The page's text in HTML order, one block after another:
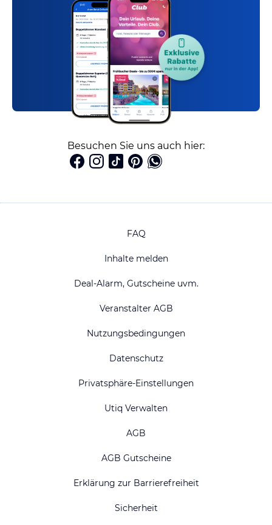
Besuchen Sie uns auch hier:
FAQ
Inhalte melden
Deal-Alarm, Gutscheine uvm.
Veranstalter AGB
Nutzungsbedingungen
Datenschutz
Privatsphäre-Einstellungen
Utiq Verwalten
AGB
AGB Gutscheine
Erklärung zur Barrierefreiheit
Sicherheit